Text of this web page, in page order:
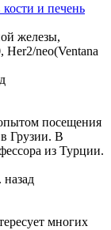
и печень
железы,
Her2/neo(Ventana
посещения
Грузии. В
из Турции.
назад
многих